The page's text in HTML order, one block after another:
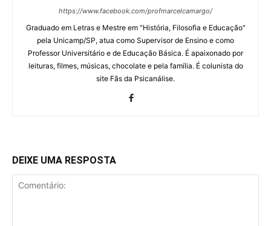
https://www.facebook.com/profmarcelcamargo/
Graduado em Letras e Mestre em "História, Filosofia e Educação"
pela Unicamp/SP, atua como Supervisor de Ensino e como
Professor Universitário e de Educação Básica. É apaixonado por
leituras, filmes, músicas, chocolate e pela família. É colunista do
site Fãs da Psicanálise.
DEIXE UMA RESPOSTA